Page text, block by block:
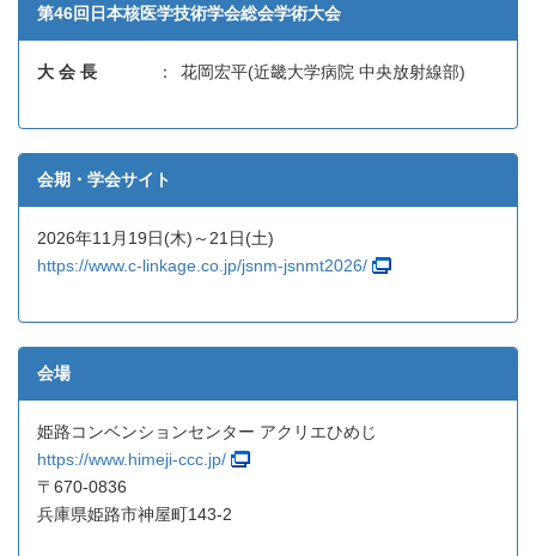
第46回日本核医学技術学会総会学術大会
大 会 長 ： 花岡宏平(近畿大学病院 中央放射線部)
会期・学会サイト
2026年11月19日(木)～21日(土)
https://www.c-linkage.co.jp/jsnm-jsnmt2026/
会場
姫路コンベンションセンター アクリエひめじ
https://www.himeji-ccc.jp/
〒670-0836
兵庫県姫路市神屋町143-2